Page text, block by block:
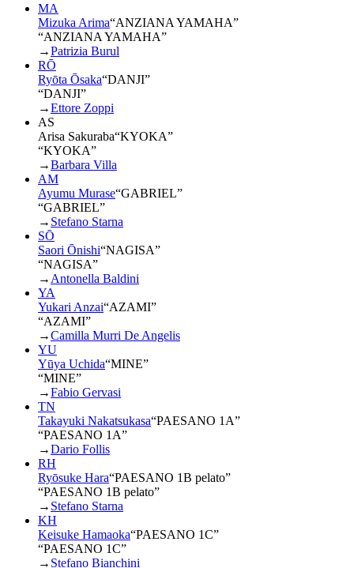
MA
Mizuka Arima“ANZIANA YAMAHA”
“ANZIANA YAMAHA”
→Patrizia Burul
RŌ
Ryōta Ōsaka“DANJI”
“DANJI”
→Ettore Zoppi
AS
Arisa Sakuraba“KYOKA”
“KYOKA”
→Barbara Villa
AM
Ayumu Murase“GABRIEL”
“GABRIEL”
→ Stefano Starna
SŌ
Saori Ōnishi“NAGISA”
“NAGISA”
→ Antonella Baldini
YA
Yukari Anzai“AZAMI”
“AZAMI”
→Camilla Murri De Angelis
YU
Yūya Uchida“MINE”
“MINE”
→Fabio Gervasi
TN
Takayuki Nakatsukasa“PAESANO 1A”
“PAESANO 1A”
→Dario Follis
RH
Ryōsuke Hara“PAESANO 1B pelato”
“PAESANO 1B pelato”
→ Stefano Starna
KH
Keisuke Hamaoka“PAESANO 1C”
“PAESANO 1C”
→ Stefano Bianchini